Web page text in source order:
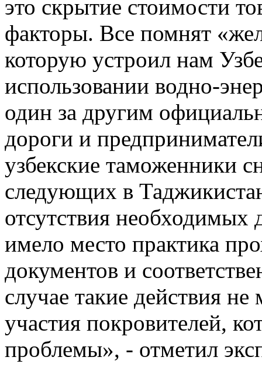
это скрытие стоимости
факторы. Все помнят
которую устроил нам
использовании водно-
один за другим
дороги и
узбекские таможенники
следующих в
отсутствия необходимых
имело место практика
документов и
случае такие действия не
участия покровителей,
проблемы», - отметил